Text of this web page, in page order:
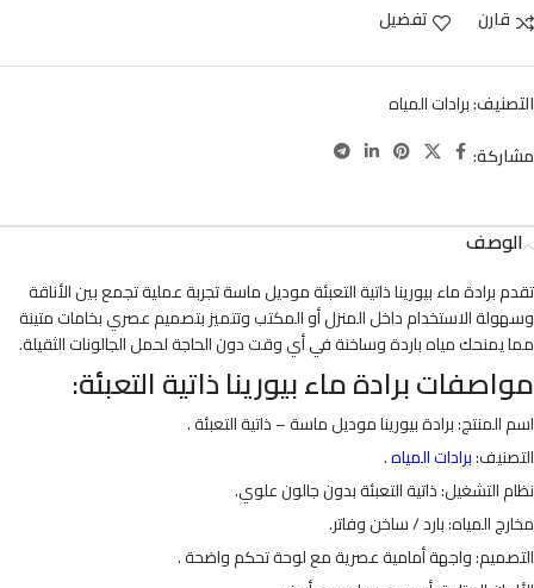
قارن
تفضيل
التصنيف:برادات المياه
مشاركة:
الوصف
تقدم برادة ماء بيورينا ذاتية التعبئة موديل ماسة تجربة عملية تجمع بين الأناقة
وسهولة الاستخدام داخل المنزل أو المكتب وتتميز بتصميم عصري بخامات متينة
مما يمنحك مياه باردة وساخنة في أي وقت دون الحاجة لحمل الجالونات الثقيلة.
مواصفات برادة ماء بيورينا ذاتية التعبئة:
اسم المنتج: برادة بيورينا موديل ماسة – ذاتية التعبئة .
التصنيف:برادات المياه.
نظام التشغيل: ذاتية التعبئة بدون جالون علوي.
مخارج المياه: بارد / ساخن وفاتر.
التصميم: واجهة أمامية عصرية مع لوحة تحكم واضحة .